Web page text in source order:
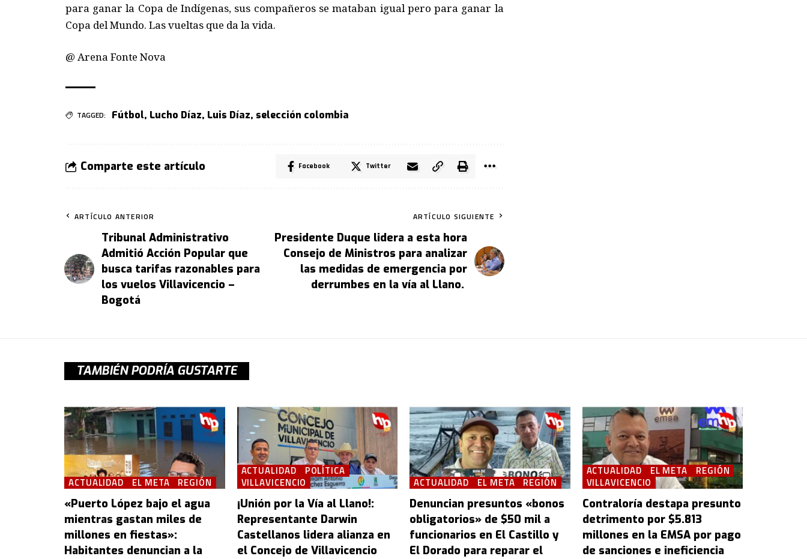
para ganar la Copa de Indígenas, sus compañeros se mataban igual pero para ganar la
Copa del Mundo. Las vueltas que da la vida.
@ Arena Fonte Nova
TAGGED: Fútbol, Lucho Díaz, Luis Díaz, selección colombia
Comparte este artículo Facebook Twitter
ARTÍCULO ANTERIOR
Tribunal Administrativo
Admitió Acción Popular que
busca tarifas razonables para
los vuelos Villavicencio –
Bogotá
ARTÍCULO SIGUIENTE
Presidente Duque lidera a esta hora
Consejo de Ministros para analizar
las medidas de emergencia por
derrumbes en la vía al Llano.
TAMBIÉN PODRÍA GUSTARTE
ACTUALIDAD EL META REGIÓN
«Puerto López bajo el agua
mientras gastan miles de
millones en fiestas»:
Habitantes denuncian a la
ACTUALIDAD
POLÍTICA
VILLAVICENCIO
¡Unión por la Vía al Llano!:
Representante Darwin
Castellanos lidera alianza en
el Concejo de Villavicencio
ACTUALIDAD EL META REGIÓN
Denuncian presuntos «bonos
obligatorios» de $50 mil a
funcionarios en El Castillo y
El Dorado para reparar el
ACTUALIDAD EL META
REGIÓN
VILLAVICENCIO
Contraloría destapa presunto
detrimento por $5.813
millones en la EMSA por pago
de sanciones e ineficiencia